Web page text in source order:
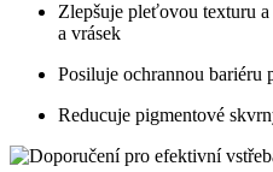
Zlepšuje pleťovou texturu
a vrásek
Posiluje ochrannou bariéru
Reducuje pigmentové